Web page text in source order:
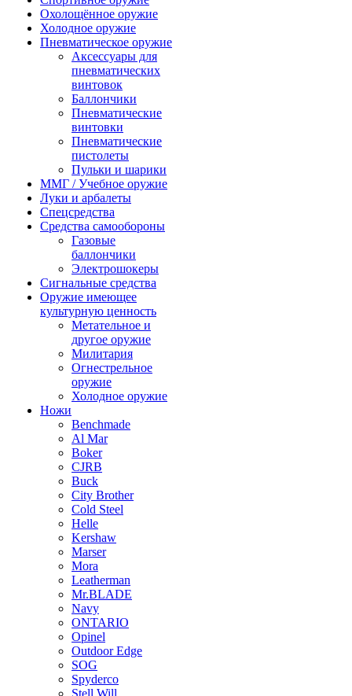
Охолощённое оружие
Холодное оружие
Пневматическое оружие
Аксессуары для
пневматических
винтовок
Баллончики
Пневматические
винтовки
Пневматические
пистолеты
Пульки и шарики
ММГ / Учебное оружие
Луки и арбалеты
Спецсредства
Средства самообороны
Газовые
баллончики
Электрошокеры
Сигнальные средства
Оружие имеющее
культурную ценность
Метательное и
другое оружие
Милитария
Огнестрельное
оружие
Холодное оружие
Ножи
Benchmade
Al Mar
Boker
CJRB
Buck
City Brother
Cold Steel
Helle
Kershaw
Marser
Mora
Leatherman
Mr.BLADE
Navy
ONTARIO
Opinel
Outdoor Edge
SOG
Spyderco
Stell Will